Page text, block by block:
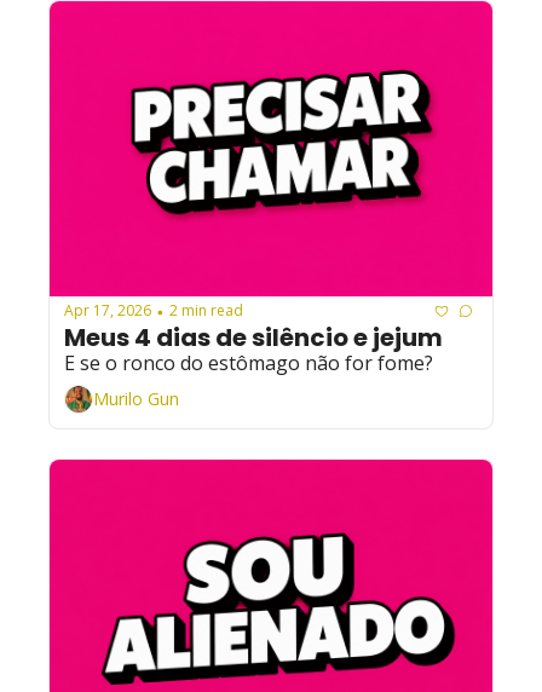
Apr 17, 2026 • 2 min read
Meus 4 dias de silêncio e jejum
E se o ronco do estômago não for fome?
Murilo Gun